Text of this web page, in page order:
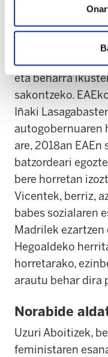
Batera
bitartez. Amaia
gorpuztu gabe
gobernutik
eta beharra
sakontzeko.
Iñaki
autogobernuaren
are, 2018an
batzordeari
bere horretan
Vicentek, berriz,
babes sozialaren
Madrilek ezartzen
Hegoaldeko
horretarako,
arautu behar dira
Norabide
Uzuri Aboitizek,
feministaren